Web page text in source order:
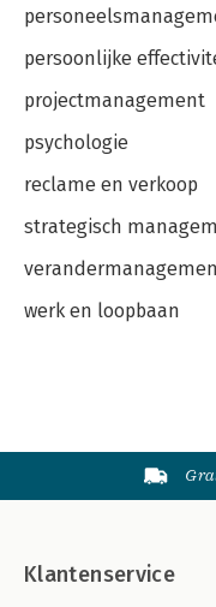
persoonlijke
projectmanagement
psychologie
reclame en verkoop
strategisch
werk en loopbaan
Klantenservice